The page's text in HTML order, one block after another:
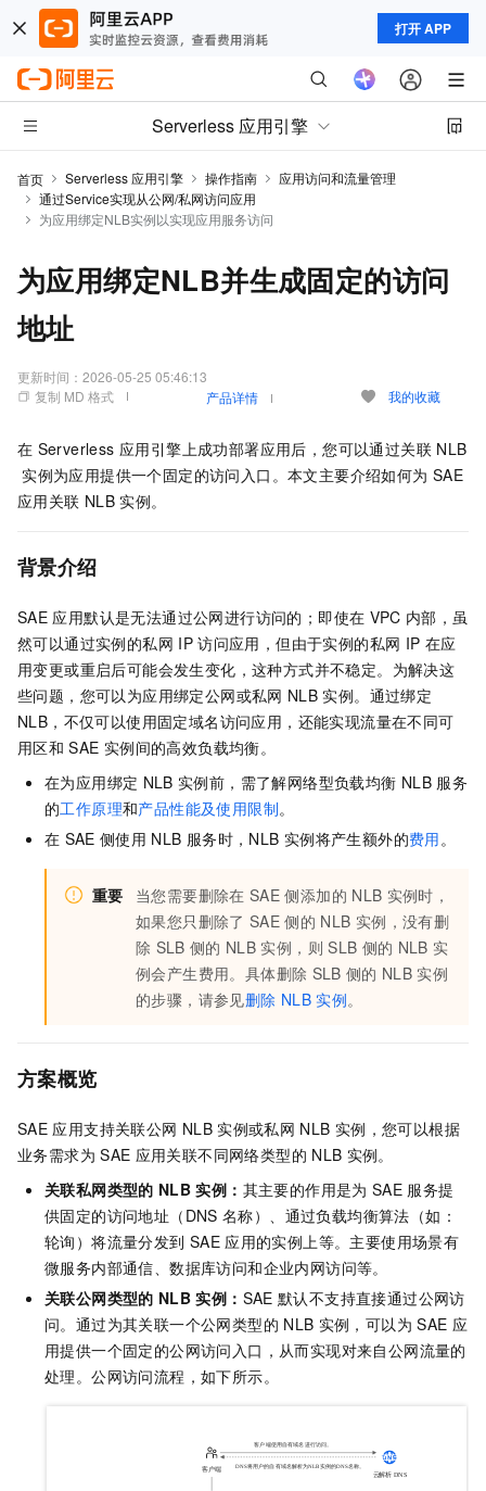
打开 APP
Serverless 应用引擎
首页 Serverless 应用引擎 操作指南
应用访问和流量管理
通过Service实现从公网/私网访问应用
为应用绑定NLB实例以实现应用服务访问
为应用绑定NLB并生成固定的访问
地址
更新时间： 2026-05-25 05:46:13
复制 MD 格式
产品详情 我的收藏
在 Serverless 应用引擎上成功部署应用后，您可以通过关联 NLB
实例为应用提供一个固定的访问入口。本文主要介绍如何为 SAE
应用关联 NLB 实例。
背景介绍
SAE 应用默认是无法通过公网进行访问的；即使在 VPC 内部，虽
然可以通过实例的私网 IP 访问应用，但由于实例的私网 IP 在应
用变更或重启后可能会发生变化，这种方式并不稳定。为解决这
些问题，您可以为应用绑定公网或私网 NLB 实例。通过绑定
NLB，不仅可以使用固定域名访问应用，还能实现流量在不同可
用区和 SAE 实例间的高效负载均衡。
在为应用绑定 NLB 实例前，需了解网络型负载均衡 NLB 服务
的工作原理和产品性能及使用限制。
在 SAE 侧使用 NLB 服务时，NLB 实例将产生额外的费用。
重要 当您需要删除在 SAE 侧添加的 NLB 实例时，
如果您只删除了 SAE 侧的 NLB 实例，没有删
除 SLB 侧的 NLB 实例，则 SLB 侧的 NLB 实
例会产生费用。具体删除 SLB 侧的 NLB 实例
的步骤，请参见删除 NLB 实例。
方案概览
SAE 应用支持关联公网 NLB 实例或私网 NLB 实例，您可以根据
业务需求为 SAE 应用关联不同网络类型的 NLB 实例。
关联私网类型的 NLB 实例： 其主要的作用是为 SAE 服务提
供固定的访问地址（DNS 名称）、通过负载均衡算法（如：
轮询）将流量分发到 SAE 应用的实例上等。主要使用场景有
微服务内部通信、数据库访问和企业内网访问等。
关联公网类型的 NLB 实例： SAE 默认不支持直接通过公网访
问。通过为其关联一个公网类型的 NLB 实例，可以为 SAE 应
用提供一个固定的公网访问入口，从而实现对来自公网流量的
处理。公网访问流程，如下所示。